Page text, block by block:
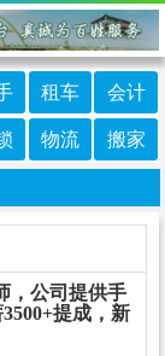
租车 会计
物流 搬家
，公司提供手
提成，新